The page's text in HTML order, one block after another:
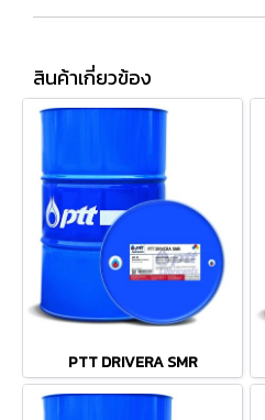
สินค้าเกี่ยวข้อง
PTT DRIVERA SMR